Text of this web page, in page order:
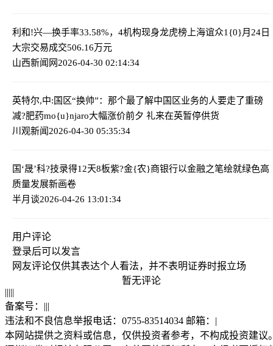
利和!兴—换手率33.58%，4机构现身龙虎榜 上海谊众1{0}月24日
大宗交易成交506.16万元
山西新闻网2026-04-30 02:14:34
英特尔,中:国区“换帅”：那个最了解中国区业务的人要走了重磅
减?肥药mo{u}njaro大幅涨价前夕 礼来在英暂停供货
川观新闻2026-04-30 05:35:34
国‘晟’科?技录得12天8板紫?金{农}商银行以金融之笔绘就绿色高
质量发展新画卷
半月谈2026-04-26 13:01:34
用户评论
登录后可以发言
网友评论仅供其表达个人看法，并不表明证券时报立场
暂无评论
|||||
备案号： |||
违法和不良信息举报电话：0755-83514034 邮箱： |
本网站提供之资料或信息，仅供投资者参考，不构成投资建议